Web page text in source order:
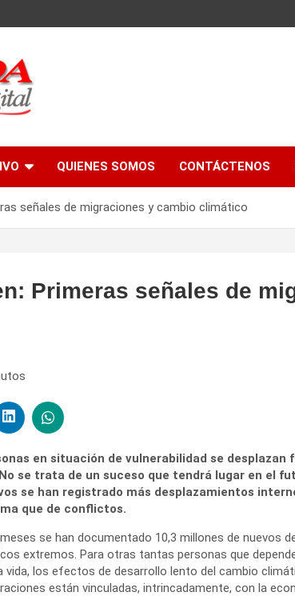
QUIENES SOMOS CONTÁCTENOS
señales de migraciones y cambio climático
Primeras señales de
en situación de vulnerabilidad se
se trata de un suceso que tendrá lugar en el
se han registrado más desplazamientos
que de conflictos.
se han documentado 10,3 millones de nuevos
extremos. Para otras tantas personas que
vida, los efectos de desarrollo lento del cambio
están vinculadas, intrincadamente, con la